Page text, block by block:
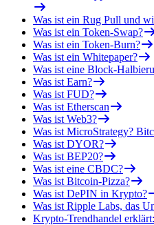
Was ist ein Rug Pull und
Was ist ein Token-Swap?
Was ist ein Token-Burn?
Was ist ein Whitepaper?
Was ist eine Block-
Was ist Earn?
Was ist FUD?
Was ist Etherscan
Was ist Web3?
Was ist MicroStrategy?
Was ist DYOR?
Was ist BEP20?
Was ist eine CBDC?
Was ist Bitcoin-Pizza?
Was ist DePIN in Krypto?
Was ist Ripple Labs, das
Krypto-Trendhandel